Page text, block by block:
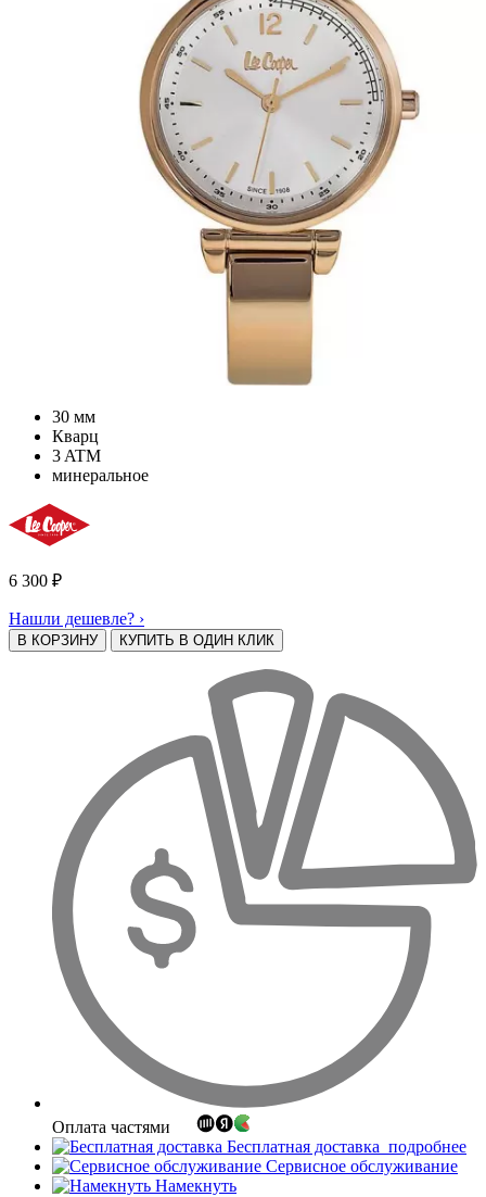
30 мм
Кварц
3 ATM
минеральное
6 300 ₽
Нашли дешевле? ›
В КОРЗИНУ КУПИТЬ В ОДИН КЛИК
Оплата частями
Бесплатная доставка подробнее
Сервисное обслуживание
Намекнуть